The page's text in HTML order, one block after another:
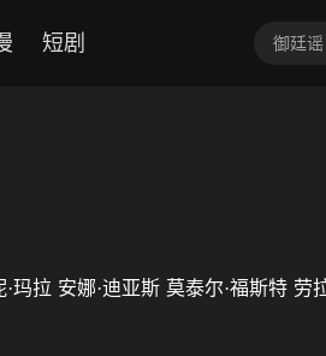
短剧
·玛拉 安娜·迪亚斯 莫泰尔·福斯特 劳